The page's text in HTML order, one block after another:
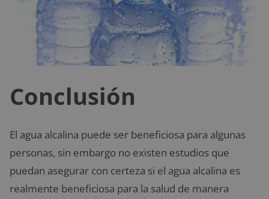
Conclusión
El agua alcalina puede ser beneficiosa para algunas
personas, sin embargo no existen estudios que
puedan asegurar con certeza si el agua alcalina es
realmente beneficiosa para la salud de manera